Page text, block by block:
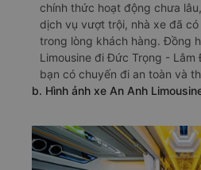
chính thức hoạt động chưa
dịch vụ vượt trội, nhà xe đã
trong lòng khách hàng. Đồng
Limousine đi Đức Trọng -
bạn có chuyến đi an toàn và
b. Hình ảnh xe An Anh